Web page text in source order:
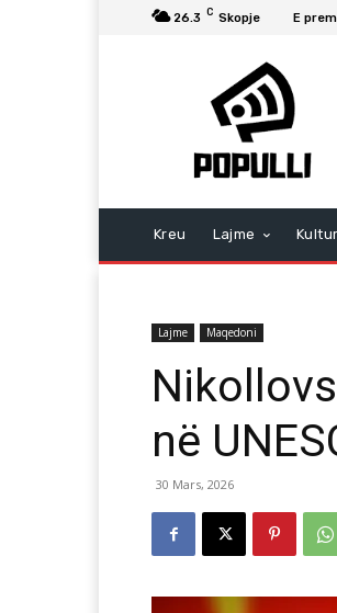
26.3 C Skopje E
Kreu Lajme
Lajme Maqedoni
në
30 Mars, 2026